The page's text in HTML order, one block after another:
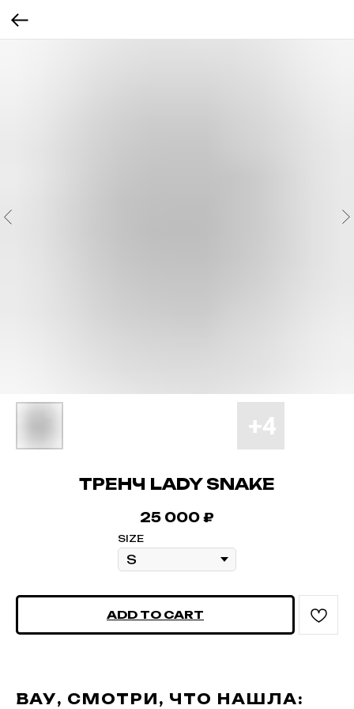
ТРЕНЧ LADY SNAKE
25 000 ₽
SIZE
ADD TO CART
ВАУ, СМОТРИ, ЧТО НАШЛА: